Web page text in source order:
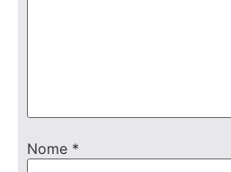
Nome *